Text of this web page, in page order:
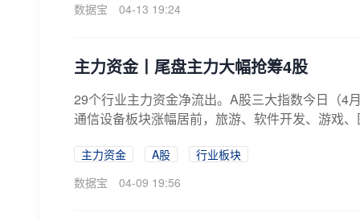
数据宝
04-13 19:24
主力资金丨尾盘主力大幅抢筹4股
29个行业主力资金净流出。A股三大指数今日（4
通信设备板块涨幅居前，旅游、软件开发、游戏
主力资金 A股
行业板块
数据宝
04-09 19:56